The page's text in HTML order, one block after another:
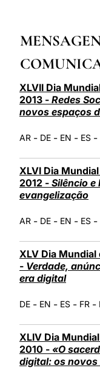
XLVII Dia
2013 - Redes
novos espaços
AR - DE - EN - ES -
XLVI Dia
2012 - Silêncio e
evangelização
AR - DE - EN - ES -
XLV Dia Mundial
- Verdade,
era digital
DE - EN - ES - FR -
XLIV Dia
2010 - «O
digital: os novos